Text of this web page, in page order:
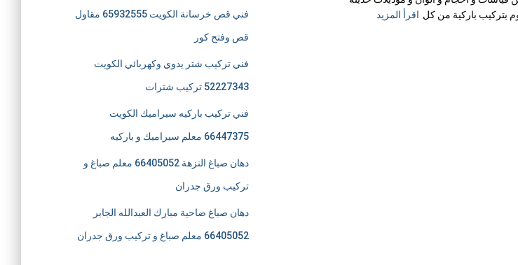
بتركيب باركية من كل اقرأ المزيد
فني قص خرسانة الكويت 65932555 مقاول
قص وفتح كور
فني تركيب شتر يدوي وكهربائي الكويت
52227343 تركيب شترات
فني تركيب باركيه سيراميك الكويت
66447375 معلم سيراميك و باركيه
دهان صباغ النزهة 66405052 معلم صباغ و
تركيب ورق جدران
دهان صباغ ضاحية مبارك العبدالله الجابر
66405052 معلم صباغ و تركيب ورق جدران